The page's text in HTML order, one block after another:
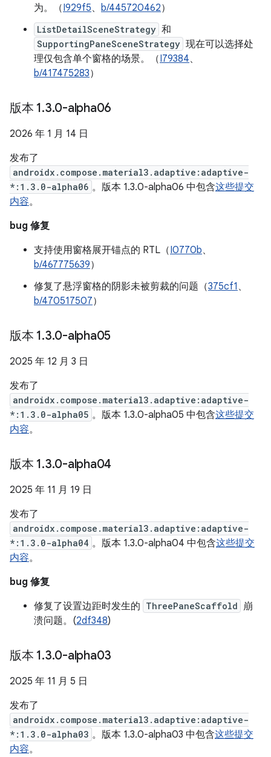
为。（I929f5、 b/445720462）
ListDetailSceneStrategy 和
SupportingPaneSceneStrategy 现在可以选择处
理仅包含单个窗格的场景。（I79384、
b/417475283）
版本 1.3.0-alpha06
2026 年 1 月 14 日
发布了
androidx.compose.material3.adaptive:adaptive-
*:1.3.0-alpha06 。版本 1.3.0-alpha06 中包含这些提交
内容。
bug 修复
支持使用窗格展开锚点的 RTL（I0770b、
b/467775639）
修复了悬浮窗格的阴影未被剪裁的问题（375cf1 、
b/470517507）
版本 1.3.0-alpha05
2025 年 12 月 3 日
发布了
androidx.compose.material3.adaptive:adaptive-
*:1.3.0-alpha05 。版本 1.3.0-alpha05 中包含这些提交
内容。
版本 1.3.0-alpha04
2025 年 11 月 19 日
发布了
androidx.compose.material3.adaptive:adaptive-
*:1.3.0-alpha04 。版本 1.3.0-alpha04 中包含这些提交
内容。
bug 修复
修复了设置边距时发生的 ThreePaneScaffold 崩
溃问题。(2df348)
版本 1.3.0-alpha03
2025 年 11 月 5 日
发布了
androidx.compose.material3.adaptive:adaptive-
*:1.3.0-alpha03 。版本 1.3.0-alpha03 中包含这些提交
内容。